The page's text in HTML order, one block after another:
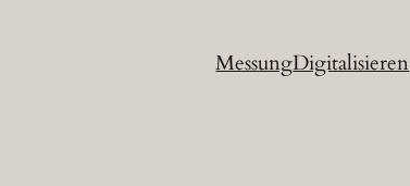
MessungDigitalisieren